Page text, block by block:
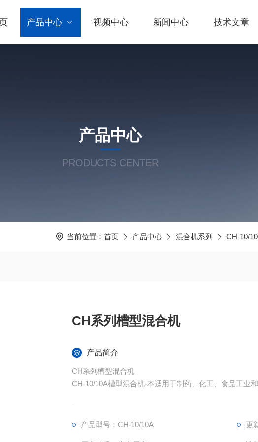
产品中心 视频中心 新闻中心 技术文章
产品中心
PRODUCTS CENTER
当前位置： 首页 产品中心 混合机系列 CH-10/
CH系列槽型混合机
产品简介
CH系列槽型混合机
CH-10/10A槽型混合机-本适用于制药、化工、食品工业
产品型号：CH-10/10A 更